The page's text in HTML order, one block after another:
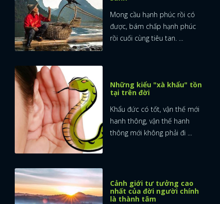
Mong cầu hạnh phúc rồi có
được, bám chấp hạnh phúc
rồi cuối cùng tiêu tan. ...
Những kiểu "xà khẩu" tồn
tại trên đời
Khẩu đức có tốt, vận thế mới
hanh thông, vận thế hanh
thông mới không phải đi ...
Cảnh giới tư tưởng cao
nhất của đời người chính
là thành tâm